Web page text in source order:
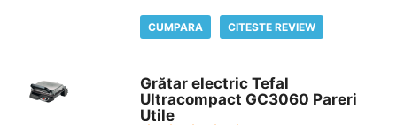
CUMPARA CITESTE REVIEW
Grătar electric Tefal
Ultracompact GC3060 Pareri
Utile